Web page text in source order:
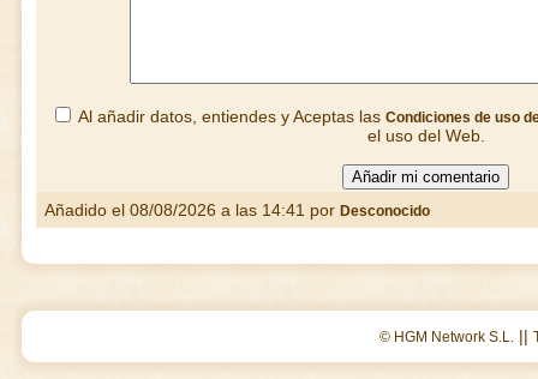
Al añadir datos, entiendes y Aceptas las Condiciones de uso
el uso del Web.
Añadido el 08/08/2026 a las 14:41 por Desconocido
© HGM Network S.L. ||